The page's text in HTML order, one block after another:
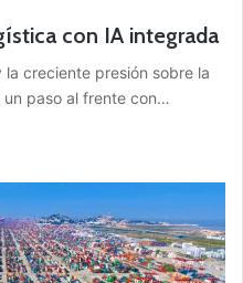
con IA integrada
creciente presión sobre la
paso al frente con…